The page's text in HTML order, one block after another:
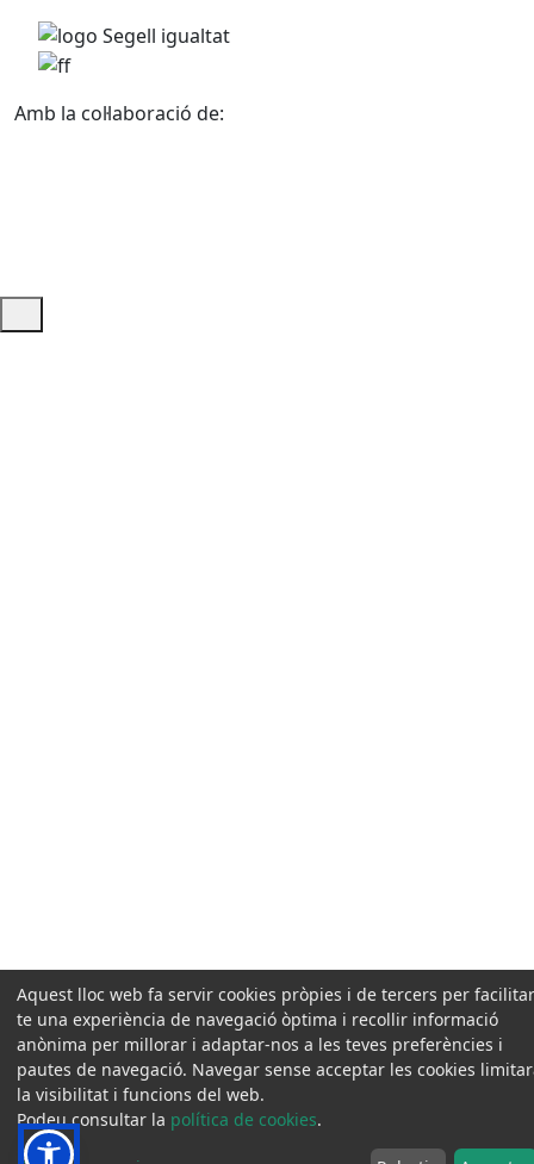
Amb la col·laboració de:
Ajuda i accés ràpid
Aquest lloc web fa servir cookies pròpies i de tercers per
te una experiència de navegació òptima i recollir informació
anònima per millorar i adaptar-nos a les teves preferències i
pautes de navegació. Navegar sense acceptar les cookies
la visibilitat i funcions del web.
Podeu consultar la política de cookies.